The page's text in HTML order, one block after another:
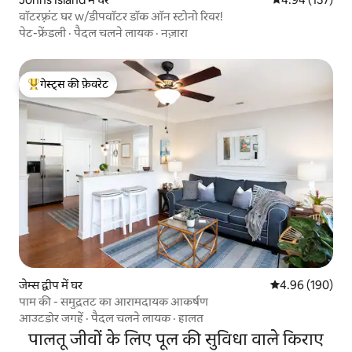
वॉटरफ़्रंट घर w/डीपवॉटर डॉक ऑन स्टोनो रिवर!
पेट-फ्रेंडली ·पैदल चलने लायक·नज़ारा
गेस्ट्स का टॉप फ़ेवरेट
गेस्ट्स की फ़ेवरेट
जेम्स द्वीप में घर औसत रेटिंग 5 में से
4.96 (190)
पाम की - समुद्रतट का आरामदायक आकर्षण
आउटडोर जगहें ·पैदल चलने लायक·हालत
पालतू जीवों के लिए पूल की सुविधा वाले किराए